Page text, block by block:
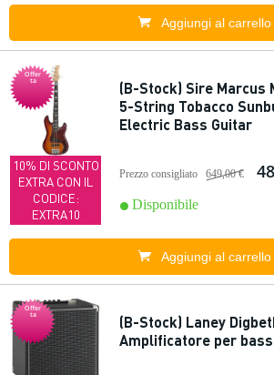
Aggiungi al carrello
Offer
ta
10% DI SCONTO
EXTRA CON IL
CODICE:
EXTRA10
(B-Stock) Sire Marcus
5-String Tobacco
Electric Bass Guitar
Prezzo consigliato 649,00 €
Disponibile
Aggiungi al carrello
Offer
ta
(B-Stock) Laney
Amplificatore per